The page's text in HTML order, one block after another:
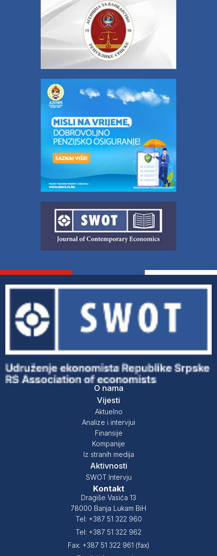
O nama
Vijesti
Aktuelno
Analize i intervjui
Finansije
Kompanije
Iz stranih medija
Aktivnosti
SWOT Intervju
Kontakt
Dragiše Vasića 13
78000 Banja Lukam BiH
Tel: +387 51 322 960
Tel: +387 51 322 962
Fax: +387 51 322 961 (fax)